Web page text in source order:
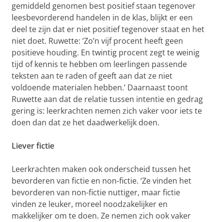
gemiddeld genomen best positief staan tegenover
leesbevorderend handelen in de klas, blijkt er een
deel te zijn dat er niet positief tegenover staat en het
niet doet. Ruwette: ‘Zo’n vijf procent heeft geen
positieve houding. En twintig procent zegt te weinig
tijd of kennis te hebben om leerlingen passende
teksten aan te raden of geeft aan dat ze niet
voldoende materialen hebben.’ Daarnaast toont
Ruwette aan dat de relatie tussen intentie en gedrag
gering is: leerkrachten nemen zich vaker voor iets te
doen dan dat ze het daadwerkelijk doen.
Liever fictie
Leerkrachten maken ook onderscheid tussen het
bevorderen van fictie en non-fictie. ‘Ze vinden het
bevorderen van non-fictie nuttiger, maar fictie
vinden ze leuker, moreel noodzakelijker en
makkelijker om te doen. Ze nemen zich ook vaker